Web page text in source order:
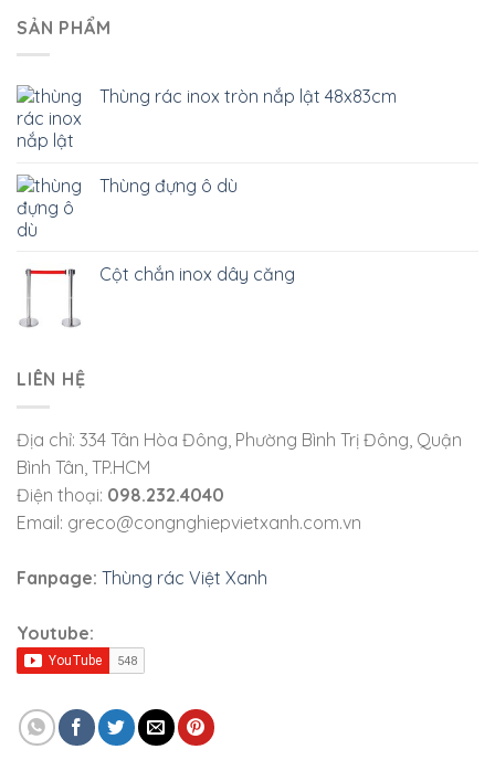
SẢN PHẨM
Thùng rác inox tròn nắp lật 48x83cm
Thùng đựng ô dù
Cột chắn inox dây căng
LIÊN HỆ
Địa chỉ: 334 Tân Hòa Đông, Phường Bình Trị Đông, Quận
Bình Tân, TP.HCM
Điện thoại: 098.232.4040
Email: greco@congnghiepvietxanh.com.vn
Fanpage: Thùng rác Việt Xanh
Youtube: